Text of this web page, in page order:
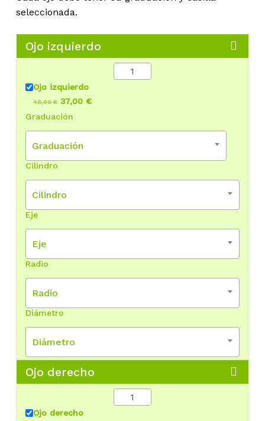
seleccionada.
Ojo izquierdo
Ojo izquierdo
45,00 € 37,00 €
Graduación
Graduación
Cilindro
Cilindro
Eje
Eje
Radio
Radio
Diámetro
Diámetro
Ojo derecho
Ojo derecho